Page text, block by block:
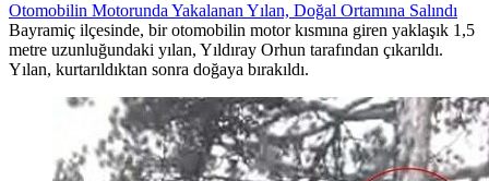
Otomobilin Motorunda Yakalanan Yılan, Doğal Ortamına Salındı
Bayramiç ilçesinde, bir otomobilin motor kısmına giren yaklaşık 1,5
metre uzunluğundaki yılan, Yıldıray Orhun tarafından çıkarıldı.
Yılan, kurtarıldıktan sonra doğaya bırakıldı.